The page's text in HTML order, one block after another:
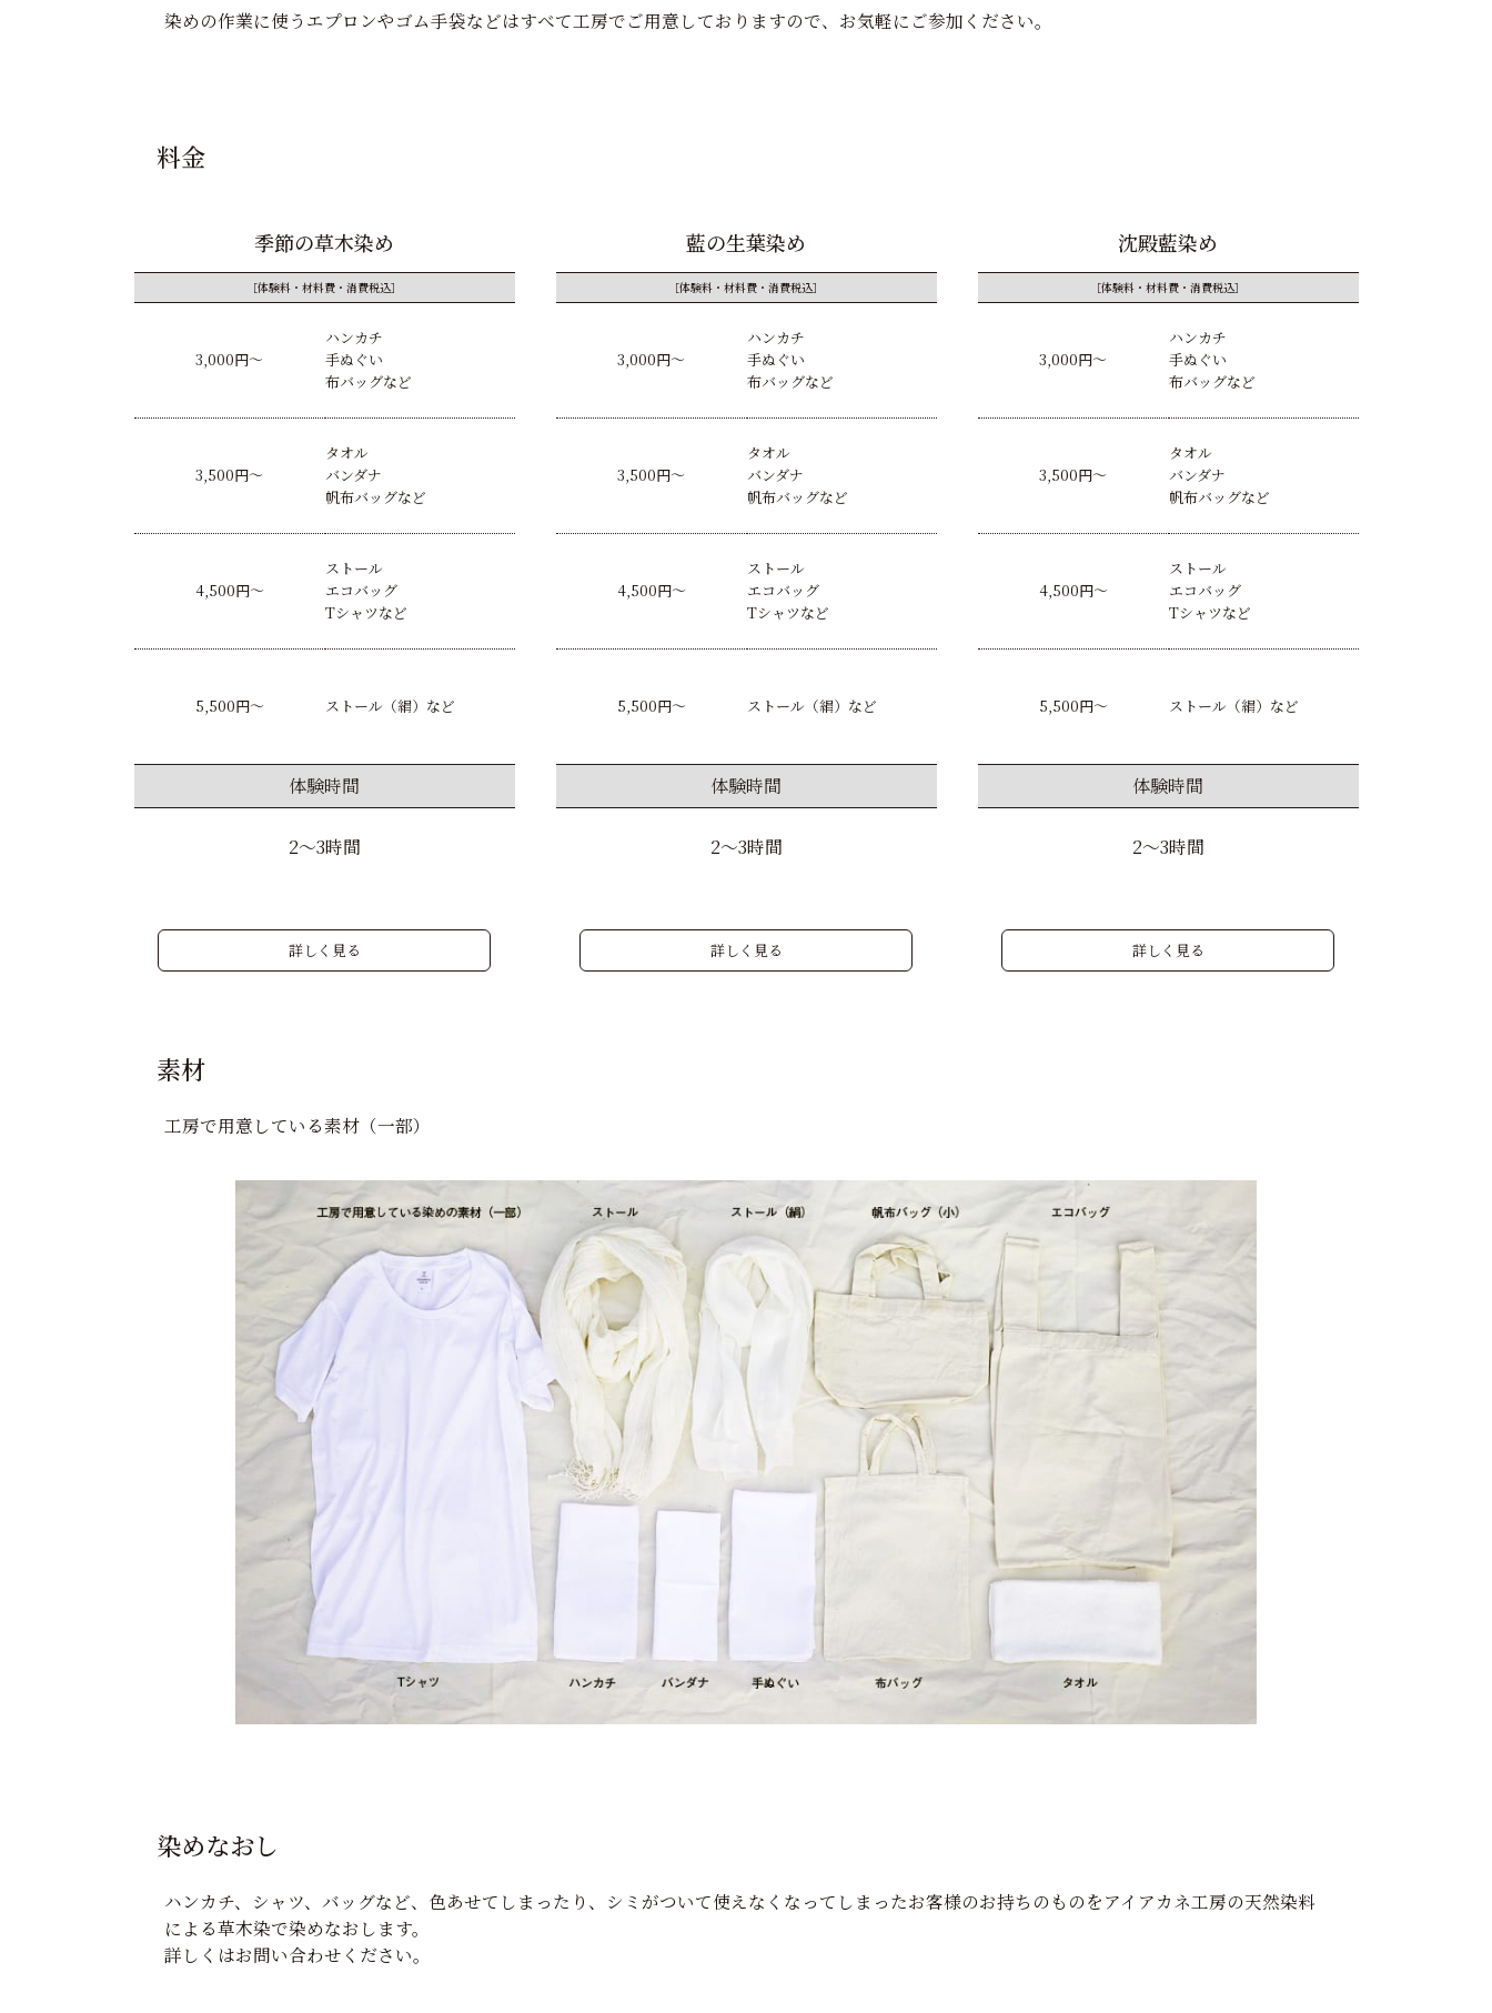
染めの作業に使うエプロンやゴム手袋などはすべて工房でご用意しておりますので、お気軽にご参加ください。
料金
季節の草木染め
［体験料・材料費・消費税込］
3,000円〜
ハンカチ
手ぬぐい
布バッグなど
3,500円〜
タオル
バンダナ
帆布バッグなど
4,500円〜
ストール
エコバッグ
Tシャツなど
5,500円〜 ストール（絹）など
体験時間
2〜3時間
詳しく見る
藍の生葉染め
［体験料・材料費・消費税込］
3,000円〜
ハンカチ
手ぬぐい
布バッグなど
3,500円〜
タオル
バンダナ
帆布バッグなど
4,500円〜
ストール
エコバッグ
Tシャツなど
5,500円〜 ストール（絹）など
体験時間
2〜3時間
詳しく見る
沈殿藍染め
［体験料・材料費・消費税込］
3,000円〜
ハンカチ
手ぬぐい
布バッグなど
3,500円〜
タオル
バンダナ
帆布バッグなど
4,500円〜
ストール
エコバッグ
Tシャツなど
5,500円〜 ストール（絹）など
体験時間
2〜3時間
詳しく見る
素材
工房で用意している素材（一部）
染めなおし
ハンカチ、シャツ、バッグなど、色あせてしまったり、シミがついて使えなくなってしまったお客様のお持ちのものをアイアカネ工房の天然染料
による草木染で染めなおします。
詳しくはお問い合わせください。